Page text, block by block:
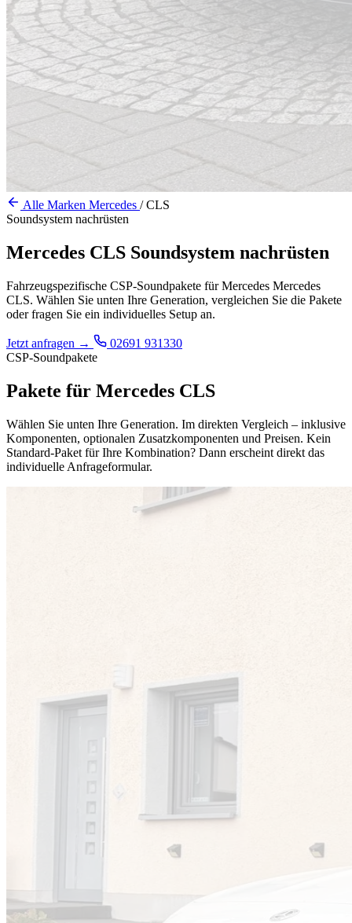
Alle Marken Mercedes / CLS
Soundsystem nachrüsten
Mercedes CLS Soundsystem nachrüsten
Fahrzeugspezifische CSP-Soundpakete für Mercedes Mercedes
CLS. Wählen Sie unten Ihre Generation, vergleichen Sie die Pakete
oder fragen Sie ein individuelles Setup an.
Jetzt anfragen →
02691 931330
CSP-Soundpakete
Pakete für Mercedes CLS
Wählen Sie unten Ihre Generation. Im direkten Vergleich – inklusive
Komponenten, optionalen Zusatzkomponenten und Preisen. Kein
Standard-Paket für Ihre Kombination? Dann erscheint direkt das
individuelle Anfrageformular.